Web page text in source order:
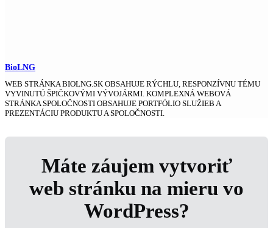
BioLNG
WEB STRÁNKA BIOLNG.SK OBSAHUJE RÝCHLU, RESPONZÍVNU TÉMU
VYVINUTÚ ŠPIČKOVÝMI VÝVOJÁRMI. KOMPLEXNÁ WEBOVÁ
STRÁNKA SPOLOČNOSTI OBSAHUJE PORTFÓLIO SLUŽIEB A
PREZENTÁCIU PRODUKTU A SPOLOČNOSTI.
Máte záujem vytvoriť
web stránku na mieru vo
WordPress?